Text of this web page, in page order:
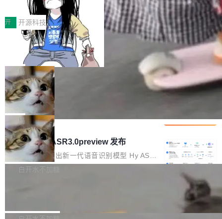
得住、用得稳、省得下、更安全！ 一、从现在开
始，Token使用一目...
q2Seq 和 DocAI 的共同发明人）以及 Oriol Vin
yals（Gemini 联合负责人，AlphaSta...
中文驱动的数字员工，自主理解需求、规划步
骤、编写代码。不挑模型、不挑平台，curl 一行
装完即用。 开源地址：Gitee · GitCode · GitHu
b 安装 支持 Java 8+（8~26）、macOS / Linu
x / Windows / Harmony PC。 # macOS / Linu
x / Harmony PC curl -fsSL https://solon.noea
r.org/solon...
价值潜能：华为云码道（CodeArts）
代码仓技术解析
一、代码仓深度理解技术的作用与价值 在软件工
程实践中，代码仓是企业核心知识资产的主要载
体。企业级代码仓库通常包含数十万乃至数百万
个文件，其规模远超单次模型调用可承载的上下
文窗口。随着项目规模的持续扩张与代码历史的
不断累积，代码仓中的模块关系、接口契约、业
务逻辑等关键信息往往分散于数十乃至数百个文
件之中，形成高度复杂的知识关联网络。传统的
代码检索手段（如关键词匹配、目录遍历）仅能
在语法层面完成文本定位，难以触及代码的语义
内涵与结构关联，导致开发者使用代码智能体在
理解大规模代码仓时面临显著"代码仓理解"瓶
颈。 代码仓深度理解服务（以下简称" CodeBas
e深度理解服务"）是华为云码道（CodeA...
开 开源科技
一条“删库”命令跑 17 小时，算法工程
师删光 89TB 数据只为干私活
最高人民检察院8月4日公布了一起案件：北京一
名90后算法工程师王某，为了给自己接的私活腾
服务器空间，删光了公司AI游戏部门的全部核心
数据。 王某2024年1月入职东城区某科技公司AI
短剧部门，有互联网大厂背景。在公司内部架构
调整期间，部门三次通知全员将数据从A集群迁
移到B集群，王某都回复了"收到"。 他没有迁移
数据。2024年9月3日下午4点，他使用此前登录
的账号密码进入A集群，输入了一条被程序员圈
称为"删库跑路"的命令——最高管理员权限、无
自研的多个文生3D和...
局
Cloudflare 分享推理优化实践：KV ca
che 量化 + 权重压缩，吞吐量提升 4
1%，成本降 30%
Kimi 和 GLM 是当前最强的大模型系列之一，但
它们有一个共同的问题：太吃显存了。月之暗面
的 Kimi K 系列和智谱的 GLM 都是长上下文、M
oE 架构的大模型，好用到让人上瘾，但 GPU 显
存永远不够用。 Cloudflare 的 Workers AI 团队
一直在跑这些模型的推理。他们在官方博客上发
整性保护。效果是：吞吐量提升 41%，每 token
局
腾讯混元 Hy ASR3.0preview 发布
腾讯混元正式推出新一代语音识别模型 Hy ASR
3.0preview。基于最新一代大语言模型 Hy3 的
让语音识别不再只是听清，而是真正听懂。通过
白开水不加糖
新和少量网页兼容性修复版本。 Changes/fixe